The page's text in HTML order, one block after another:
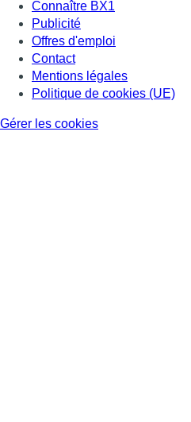
Connaître BX1
Publicité
Offres d'emploi
Contact
Mentions légales
Politique de cookies (UE)
Gérer les cookies